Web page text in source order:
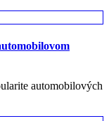
automobilových